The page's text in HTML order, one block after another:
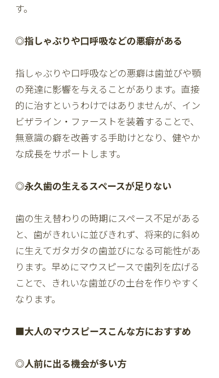
す。
◎指しゃぶりや口呼吸などの悪癖がある
指しゃぶりや口呼吸などの悪癖は歯並びや顎
の発達に影響を与えることがあります。直接
的に治すというわけではありませんが、イン
ビザライン・ファーストを装着することで、
無意識の癖を改善する手助けとなり、健やか
な成長をサポートします。
◎永久歯の生えるスペースが足りない
歯の生え替わりの時期にスペース不足がある
と、歯がきれいに並びきれず、将来的に斜め
に生えてガタガタの歯並びになる可能性があ
ります。早めにマウスピースで歯列を広げる
ことで、きれいな歯並びの土台を作りやすく
なります。
■大人のマウスピースこんな方におすすめ
◎人前に出る機会が多い方